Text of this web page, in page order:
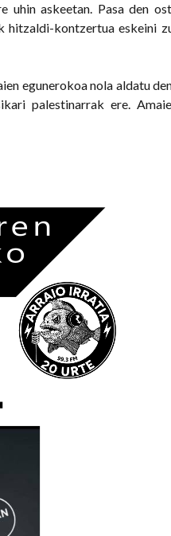
askeetan. Pasa den
hitzaldi-kontzertua eskeini
egunerokoa nola aldatu
palestinarrak ere.